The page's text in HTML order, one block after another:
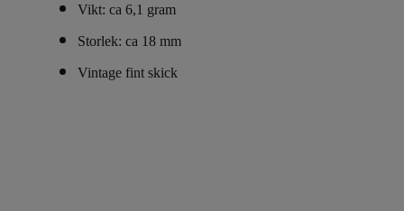
Vikt: ca 6,1 gram
Storlek: ca 18 mm
Vintage fint skick